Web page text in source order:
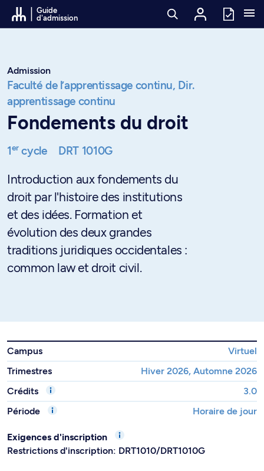
Passer au contenu
Guide
d'admission
Admission
Faculté de l’apprentissage continu, Dir.
apprentissage continu
Fondements du droit
1ercycle DRT 1010G
Introduction aux fondements du
droit par l'histoire des institutions
et des idées. Formation et
évolution des deux grandes
traditions juridiques occidentales :
common law et droit civil.
Campus
Virtuel
Trimestres
Hiver 2026, Automne 2026
Crédits
3.0
Période
Horaire de jour
Exigences d'inscription
Restrictions d'inscription: DRT1010/DRT1010G